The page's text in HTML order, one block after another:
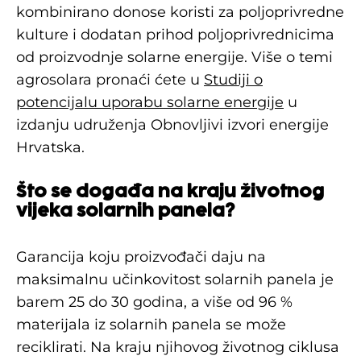
kombinirano donose koristi za poljoprivredne
kulture i dodatan prihod poljoprivrednicima
od proizvodnje solarne energije. Više o temi
agrosolara pronaći ćete u Studiji o
potencijalu uporabu solarne energije u
izdanju udruženja Obnovljivi izvori energije
Hrvatska.
Što se događa na kraju životnog
vijeka solarnih panela?
Garancija koju proizvođači daju na
maksimalnu učinkovitost solarnih panela je
barem 25 do 30 godina, a više od 96 %
materijala iz solarnih panela se može
reciklirati. Na kraju njihovog životnog ciklusa